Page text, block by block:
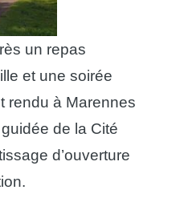
un repas
et une soirée
rendu à Marennes
de la Cité
d’ouverture